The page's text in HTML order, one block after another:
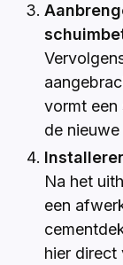
vormt
de nieuwe
Na het
een
hier direct